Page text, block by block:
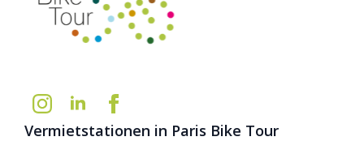
Vermietstationen in Paris Bike Tour